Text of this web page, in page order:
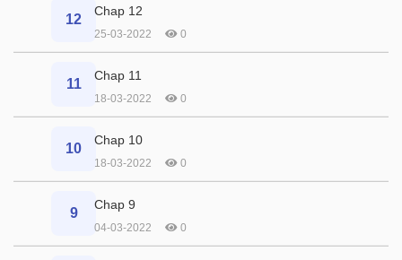
12
Chap 12
25-03-2022 0
11
Chap 11
18-03-2022 0
10
Chap 10
18-03-2022 0
9
Chap 9
04-03-2022 0